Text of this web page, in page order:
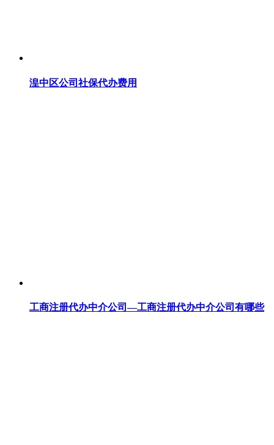
湟中区公司社保代办费用
工商注册代办中介公司—工商注册代办中介公司有哪些